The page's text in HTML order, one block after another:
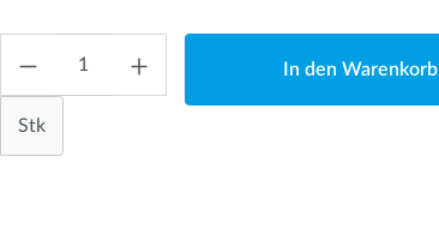
Stk
In den Warenkorb